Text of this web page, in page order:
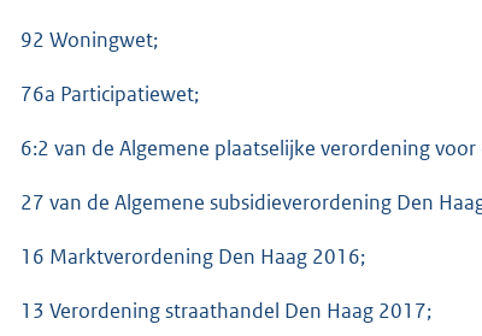
92 Woningwet;
76a Participatiewet;
6:2 van de Algemene plaatselijke verordening
27 van de Algemene subsidieverordening Den
16 Marktverordening Den Haag 2016;
13 Verordening straathandel Den Haag 2017;